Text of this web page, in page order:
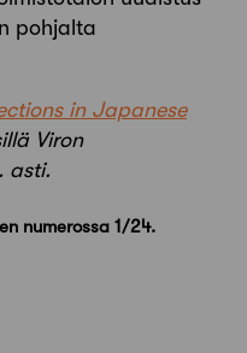
pohjalta
in Japanese
Viron
asti.
numerossa 1/24.